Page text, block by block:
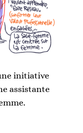
initiative
assistante